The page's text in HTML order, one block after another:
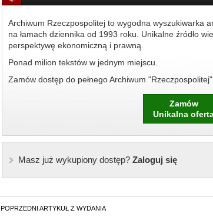
Archiwum Rzeczpospolitej to wygodna wyszukiwarka
na łamach dziennika od 1993 roku. Unikalne źródło
perspektywę ekonomiczną i prawną.
Ponad milion tekstów w jednym miejscu.
Zamów dostęp do pełnego Archiwum "Rzeczpospolitej"
Zamów
Unikalna
Masz już wykupiony dostęp?Zaloguj się
POPRZEDNI ARTYKUŁ Z WYDANIA